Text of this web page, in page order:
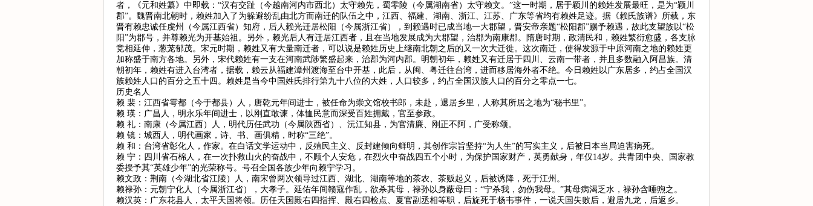
者，《元和姓纂》中即载：“汉有交趾（今越南河内市西北）太守赖先，蜀零陵（今属湖南省）太守赖文。”这一时期，居于颖川的赖姓发展最旺，是为“颖川
郡”。魏晋南北朝时，赖姓加入了为躲避纷乱由北方而南迁的队伍之中，江西、福建、湖南、浙江、江苏、广东等省均有赖姓足迹。据《赖氏族谱》所载，东
晋有赖忠诚任虔州（今属江西省）知府，后人赖光迁居松阳（今属浙江省），到赖遇时已成当地一大郡望，晋安帝亲题“松阳郡”赐予赖遇，故此支望族以“松
阳”为郡号，并尊赖光为开基始祖。另外，赖光后人有迁居江西者，且在当地发展成为大郡望，治郡为南康郡。隋唐时期，政清民和，赖姓繁衍愈盛，各支脉
竞相延伸，葱茏郁茂。宋元时期，赖姓又有大量南迁者，可以说是赖姓历史上继南北朝之后的又一次大迁徙。这次南迁，使得发源于中原河南之地的赖姓更
加称盛于南方各地。另外，宋代赖姓有一支在河南武陟繁盛起来，治郡为河内郡。明朝初年，赖姓又有迁居于四川、云南一带者，并且多数融入阿昌族。清
朝初年，赖姓有进入台湾者，据载，赖云从福建漳州渡海至台中开基，此后，从闽、粤迁往台湾，进而移居海外者不绝。今日赖姓以广东居多，约占全国汉
族赖姓人口的百分之五十四。赖姓是当今中国姓氏排行第九十八位的大姓，人口较多，约占全国汉族人口的百分之零点一七。
历史名人
赖 裴：江西省雩都（今于都县）人，唐乾元年间进士，被任命为崇文馆校书郎，未赴，退居乡里，人称其所居之地为“秘书里”。
赖 瑛：广昌人，明永乐年间进士，以刚直敢谏，体恤民意而深受百姓拥戴，官至参政。
赖 礼：南康（今属江西）人，明代历任武功（今属陕西省）、沅江知县，为官清廉、刚正不阿，广受称颂。
赖 镜：城西人，明代画家，诗、书、画俱精，时称“三绝”。
赖 和：台湾省彰化人，作家。在白话文学运动中，反殖民主义、反封建倾向鲜明，其创作宗旨坚持“为人生”的写实主义，后被日本当局迫害病死。
赖 宁：四川省石棉人，在一次扑救山火的奋战中，不顾个人安危，在烈火中奋战四五个小时，为保护国家财产，英勇献身，年仅14岁。共青团中央、国家教
委授予其“英雄少年”的光荣称号。号召全国各族少年向赖宁学习。
赖文政：荆南（今湖北省江陵）人，南宋曾两次领导过江西、湖北、湖南等地的茶农、茶贩起义，后被诱降，死于江州。
赖禄孙：元朝宁化人（今属浙江省），大孝子。延佑年间赣寇作乱，欲杀其母，禄孙以身蔽母曰：“宁杀我，勿伤我母。”其母病渴乏水，禄孙含唾煦之。
赖汉英：广东花县人，太平天国将领。历任天国殿右四指挥、殿右四检点、夏官副丞相等职，后旋死于杨韦事件，一说天国失败后，避居九龙，后返乡。